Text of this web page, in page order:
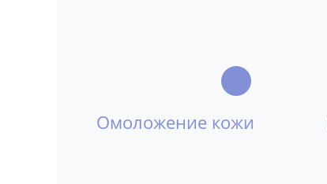
Омоложение кожи